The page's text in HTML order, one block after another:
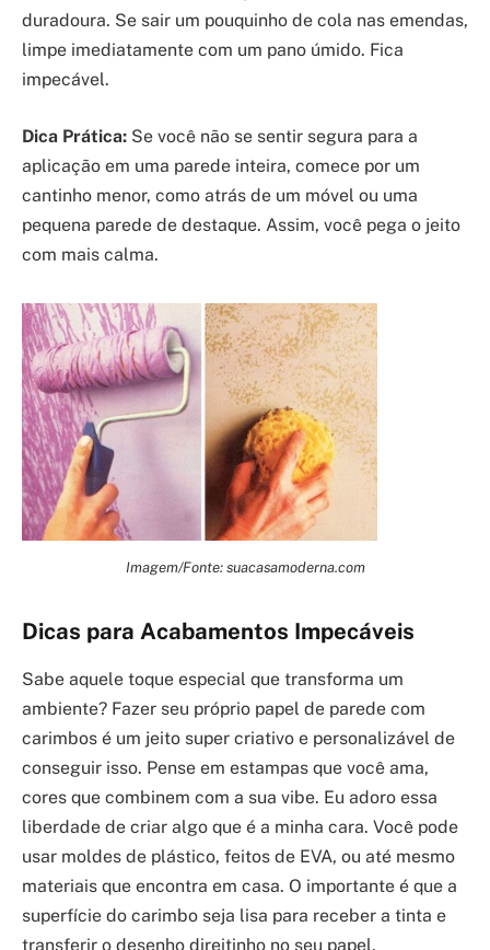
duradoura. Se sair um pouquinho de cola nas emendas,
limpe imediatamente com um pano úmido. Fica
impecável.
Dica Prática: Se você não se sentir segura para a
aplicação em uma parede inteira, comece por um
cantinho menor, como atrás de um móvel ou uma
pequena parede de destaque. Assim, você pega o jeito
com mais calma.
Imagem/Fonte: suacasamoderna.com
Dicas para Acabamentos Impecáveis
Sabe aquele toque especial que transforma um
ambiente? Fazer seu próprio papel de parede com
carimbos é um jeito super criativo e personalizável de
conseguir isso. Pense em estampas que você ama,
cores que combinem com a sua vibe. Eu adoro essa
liberdade de criar algo que é a minha cara. Você pode
usar moldes de plástico, feitos de EVA, ou até mesmo
materiais que encontra em casa. O importante é que a
superfície do carimbo seja lisa para receber a tinta e
transferir o desenho direitinho no seu papel.